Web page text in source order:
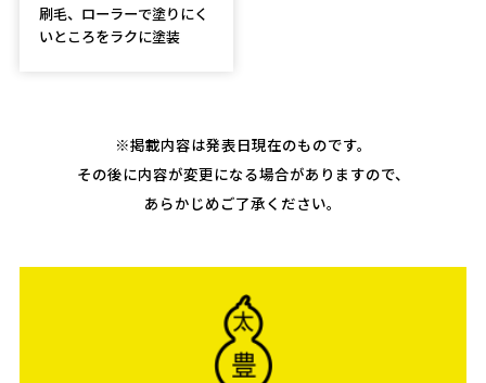
刷毛、ローラーで塗りにく
いところをラクに塗装
※掲載内容は発表日現在のものです。
その後に内容が変更になる場合がありますので、
あらかじめご了承ください。